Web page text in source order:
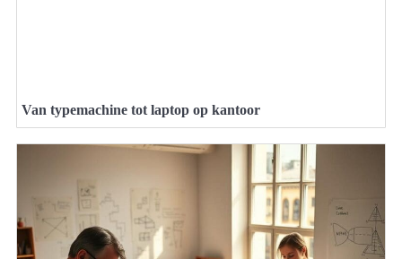
Van typemachine tot laptop op kantoor